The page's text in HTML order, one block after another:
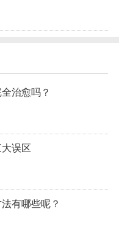
治愈吗？
误区
有哪些呢？